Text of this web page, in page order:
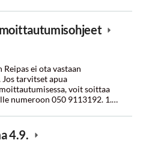
ei ota vastaan
tarvitset apua
voit soittaa
numeroon 050 9113192. 1.…
4.9.